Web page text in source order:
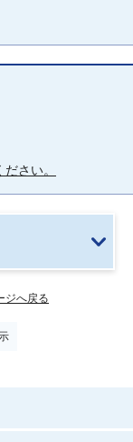
さい。
ジへ戻る